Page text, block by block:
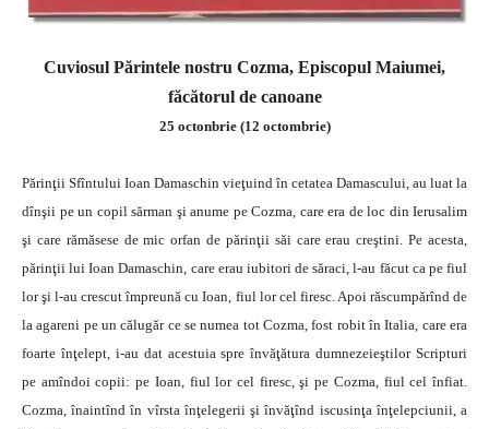
Cuviosul Părintele nostru Cozma, Episcopul Maiumei,
făcătorul de canoane
25 octonbrie (12 octombrie)
Părinţii Sfîntului Ioan Damaschin vieţuind în cetatea Damascului, au luat la
dînşii pe un copil sărman şi anume pe Cozma, care era de loc din Ierusalim
şi care rămăsese de mic orfan de părinţii săi care erau creştini. Pe acesta,
părinţii lui Ioan Damaschin, care erau iubitori de săraci, l-au făcut ca pe fiul
lor şi l-au crescut împreună cu Ioan, fiul lor cel firesc. Apoi răscumpărînd de
la agareni pe un călugăr ce se numea tot Cozma, fost robit în Italia, care era
foarte înţelept, i-au dat acestuia spre învăţătura dumnezeieştilor Scripturi
pe amîndoi copii: pe Ioan, fiul lor cel firesc, şi pe Cozma, fiul cel înfiat.
Cozma, înaintînd în vîrsta înţelegerii şi învăţînd iscusinţa înţelepciunii, a